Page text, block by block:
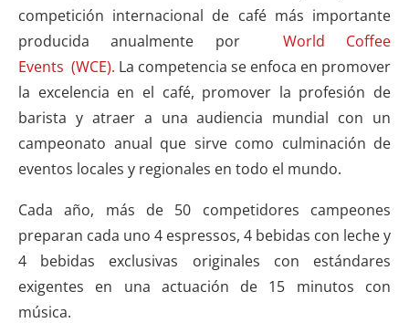
competición internacional de café más importante
producida anualmente por World Coffee
Events (WCE). La competencia se enfoca en promover
la excelencia en el café, promover la profesión de
barista y atraer a una audiencia mundial con un
campeonato anual que sirve como culminación de
eventos locales y regionales en todo el mundo.
Cada año, más de 50 competidores campeones
preparan cada uno 4 espressos, 4 bebidas con leche y
4 bebidas exclusivas originales con estándares
exigentes en una actuación de 15 minutos con
música.